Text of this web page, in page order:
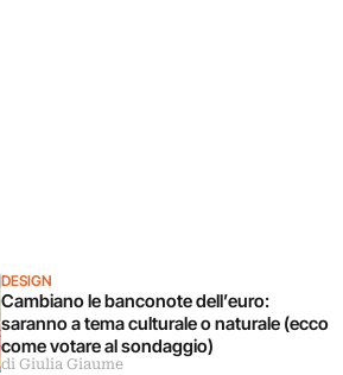
DESIGN
Cambiano le banconote dell’euro:
saranno a tema culturale o naturale (ecco
come votare al sondaggio)
di Giulia Giaume